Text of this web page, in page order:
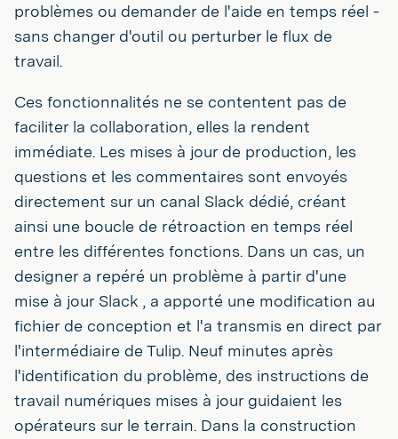
problèmes ou demander de l'aide en temps réel -
sans changer d'outil ou perturber le flux de
travail.
Ces fonctionnalités ne se contentent pas de
faciliter la collaboration, elles la rendent
immédiate. Les mises à jour de production, les
questions et les commentaires sont envoyés
directement sur un canal Slack dédié, créant
ainsi une boucle de rétroaction en temps réel
entre les différentes fonctions. Dans un cas, un
designer a repéré un problème à partir d'une
mise à jour Slack , a apporté une modification au
fichier de conception et l'a transmis en direct par
l'intermédiaire de Tulip. Neuf minutes après
l'identification du problème, des instructions de
travail numériques mises à jour guidaient les
opérateurs sur le terrain. Dans la construction